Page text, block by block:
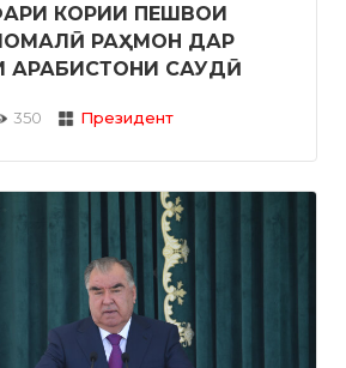
350 Президент
КОРИИ ПЕШВОИ
РАҲМОН ДАР
САУДӢ